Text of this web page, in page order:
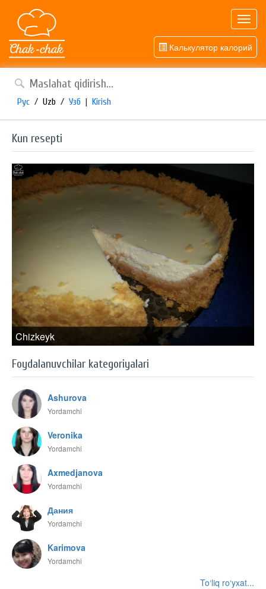
Калькулятор калорий
Рус / Uzb / Узб | Kirish
Kun resepti
Chizkeyk
Foydalanuvchilar kategoriyalari
Ashurova
Yordamchi
Veronika
Yordamchi
Axmedjanova
Yordamchi
Дания
Yordamchi
Karimova
Yordamchi
To‘liq ro‘yxat...